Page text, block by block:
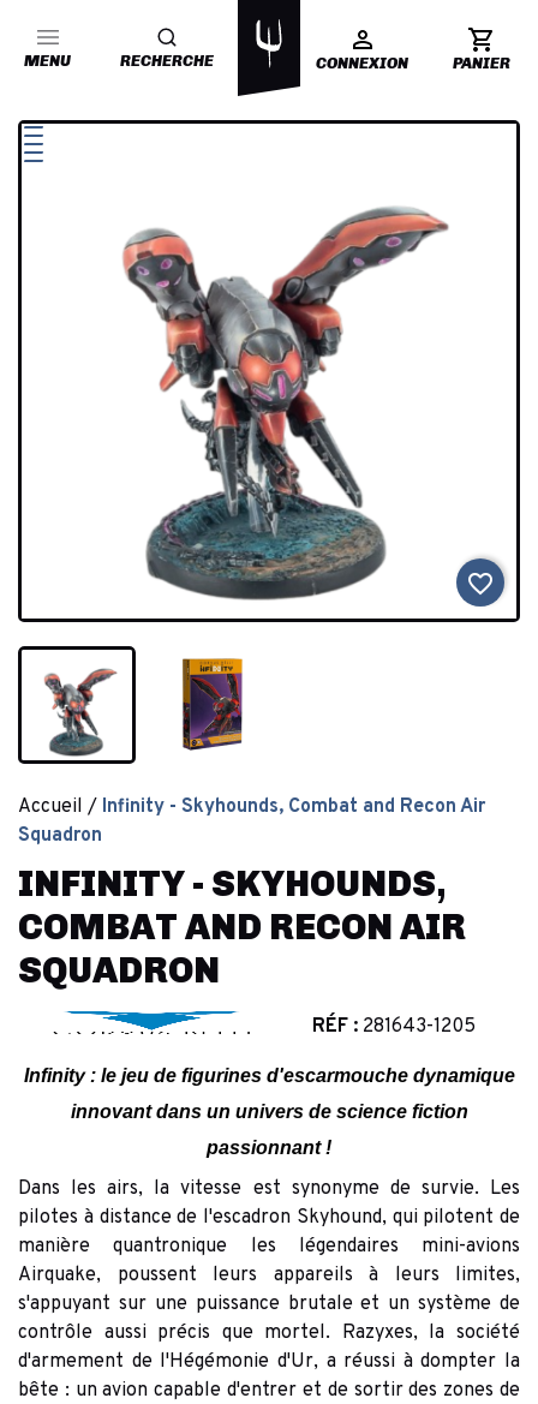
MENU RECHERCHE CONNEXION PANIER
favorite_border
Accueil
Infinity - Skyhounds, Combat and Recon Air
Squadron
INFINITY - SKYHOUNDS,
COMBAT AND RECON AIR
SQUADRON
RÉF : 281643-1205
Infinity : le jeu de figurines d'escarmouche dynamique
innovant dans un univers de science fiction
passionnant !
Dans les airs, la vitesse est synonyme de survie. Les
pilotes à distance de l'escadron Skyhound, qui pilotent de
manière quantronique les légendaires mini-avions
Airquake, poussent leurs appareils à leurs limites,
s'appuyant sur une puissance brutale et un système de
contrôle aussi précis que mortel. Razyxes, la société
d'armement de l'Hégémonie d'Ur, a réussi à dompter la
bête : un avion capable d'entrer et de sortir des zones de